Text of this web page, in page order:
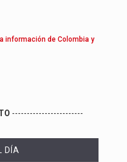
información de Colombia y
------------------------
DÍA